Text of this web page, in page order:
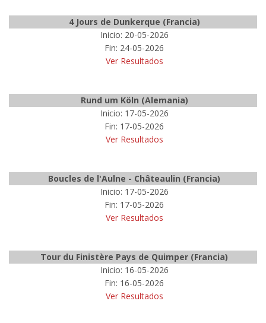
4 Jours de Dunkerque (Francia)
Inicio: 20-05-2026
Fin: 24-05-2026
Ver Resultados
Rund um Köln (Alemania)
Inicio: 17-05-2026
Fin: 17-05-2026
Ver Resultados
Boucles de l'Aulne - Châteaulin (Francia)
Inicio: 17-05-2026
Fin: 17-05-2026
Ver Resultados
Tour du Finistère Pays de Quimper (Francia)
Inicio: 16-05-2026
Fin: 16-05-2026
Ver Resultados